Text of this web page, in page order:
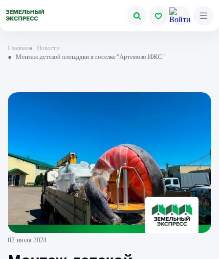
Главная●
Новости
● Монтаж детской площадки в поселке "Артемово ИЖС"
02 июля 2024